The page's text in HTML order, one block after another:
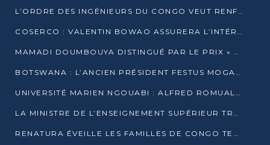
L’ORDRE DES INGÉNIEURS DU CONGO VEUT RENFORCER L’ÉTHIQUE ET LA CRÉDIBILITÉ DE LA PROFESSION
COSERCO : VALENTIN BOWAO ASSURERA L’INTÉRIM À LA TÊTE DU BUREAU EXÉCUTIF NATIONAL
MAMADI DOUMBOUYA DISTINGUÉ PAR LE PRIX « SUPER GRAND BÂTISSEUR BABACAR N’DIAYE »
BOTSWANA : L’ANCIEN PRÉSIDENT FESTUS MOGAE EST MORT À 86 ANS
UNIVERSITÉ MARIEN NGOUABI : ALFRED ROMUALD NGUYA POATY SOUTIENT UNE THÈSE SUR LE PARADOXE DE LA CROISSANCE EN ZONE CEMAC
LA MINISTRE DE L’ENSEIGNEMENT SUPÉRIEUR TRACE SA FEUILLE DE ROUTE
RENATURA ÉVEILLE LES FAMILLES DE CONGO TERMINAL À LA PROTECTION DE L’ENVIRONNEMENT